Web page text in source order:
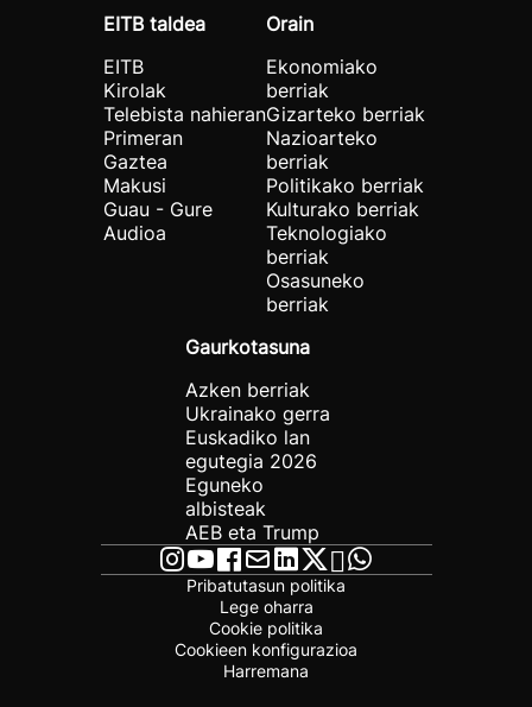
EITB taldea
EITB
Kirolak
Telebista nahieran
Primeran
Gaztea
Makusi
Guau - Gure
Audioa
Orain
Ekonomiako
berriak
Gizarteko berriak
Nazioarteko
berriak
Politikako berriak
Kulturako berriak
Teknologiako
berriak
Osasuneko
berriak
Gaurkotasuna
Azken berriak
Ukrainako gerra
Euskadiko lan
egutegia 2026
Eguneko
albisteak
AEB eta Trump
Pribatutasun politika
Lege oharra
Cookie politika
Cookieen konfigurazioa
Harremana